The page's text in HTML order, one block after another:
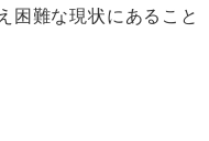
困難な現状にあること